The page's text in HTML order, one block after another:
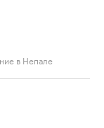
в Непале